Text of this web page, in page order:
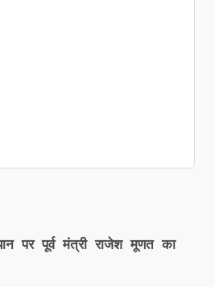
पर पूर्व मंत्री राजेश मूणत का